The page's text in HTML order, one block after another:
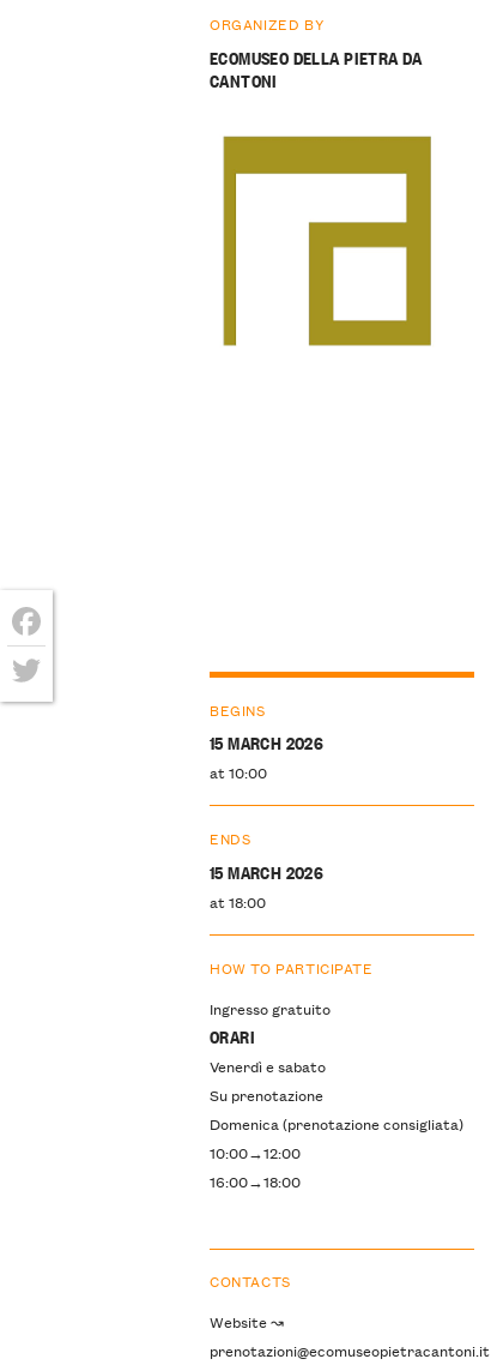
ORGANIZED BY
ECOMUSEO DELLA PIETRA DA
CANTONI
BEGINS
15 MARCH 2026
at 10:00
ENDS
15 MARCH 2026
at 18:00
HOW TO PARTICIPATE
Ingresso gratuito
ORARI
Venerdì e sabato
Su prenotazione
Domenica (prenotazione consigliata)
10:00→12:00
16:00→18:00
CONTACTS
Website ↝
prenotazioni@ecomuseopietracantoni.it
Facebook
Twitter